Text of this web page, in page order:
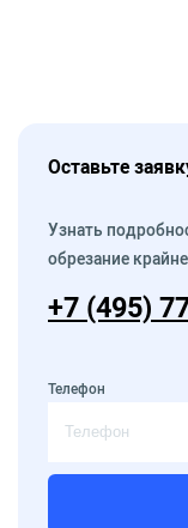
Оставьте
Узнать
обрезание
+7 (495)
Телефон